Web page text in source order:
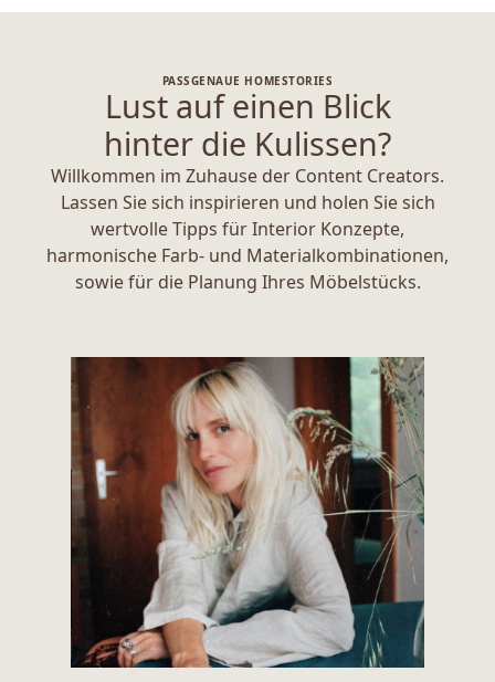
PASSGENAUE HOMESTORIES
Lust auf einen Blick
hinter die Kulissen?
Willkommen im Zuhause der Content Creators.
Lassen Sie sich inspirieren und holen Sie sich
wertvolle Tipps für Interior Konzepte,
harmonische Farb- und Materialkombinationen,
sowie für die Planung Ihres Möbelstücks.